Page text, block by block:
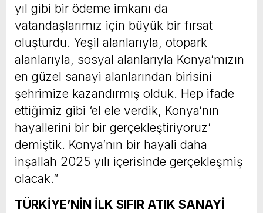
yıl gibi bir ödeme imkanı da
vatandaşlarımız için büyük bir fırsat
oluşturdu. Yeşil alanlarıyla, otopark
alanlarıyla, sosyal alanlarıyla Konya’mızın
en güzel sanayi alanlarından birisini
şehrimize kazandırmış olduk. Hep ifade
ettiğimiz gibi ‘el ele verdik, Konya’nın
hayallerini bir bir gerçekleştiriyoruz’
demiştik. Konya’nın bir hayali daha
inşallah 2025 yılı içerisinde gerçekleşmiş
olacak.”
TÜRKİYE’NİN İLK SIFIR ATIK SANAYİ